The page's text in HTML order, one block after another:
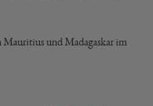
und Madagaskar im